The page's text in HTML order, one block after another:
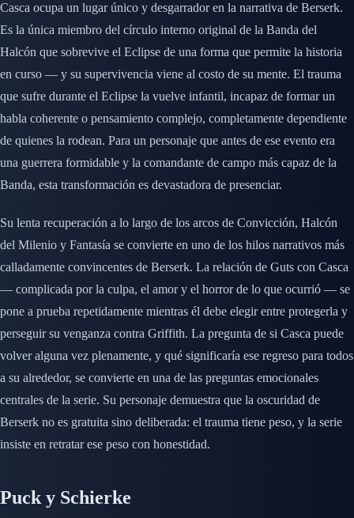
Casca ocupa un lugar único y desgarrador en la narrativa de Berserk.
Es la única miembro del círculo interno original de la Banda del
Halcón que sobrevive el Eclipse de una forma que permite la historia
en curso — y su supervivencia viene al costo de su mente. El trauma
que sufre durante el Eclipse la vuelve infantil, incapaz de formar un
habla coherente o pensamiento complejo, completamente dependiente
de quienes la rodean. Para un personaje que antes de ese evento era
una guerrera formidable y la comandante de campo más capaz de la
Banda, esta transformación es devastadora de presenciar.
Su lenta recuperación a lo largo de los arcos de Convicción, Halcón
del Milenio y Fantasía se convierte en uno de los hilos narrativos más
calladamente convincentes de Berserk. La relación de Guts con Casca
— complicada por la culpa, el amor y el horror de lo que ocurrió — se
pone a prueba repetidamente mientras él debe elegir entre protegerla y
perseguir su venganza contra Griffith. La pregunta de si Casca puede
volver alguna vez plenamente, y qué significaría ese regreso para todos
a su alrededor, se convierte en una de las preguntas emocionales
centrales de la serie. Su personaje demuestra que la oscuridad de
Berserk no es gratuita sino deliberada: el trauma tiene peso, y la serie
insiste en retratar ese peso con honestidad.
Puck y Schierke